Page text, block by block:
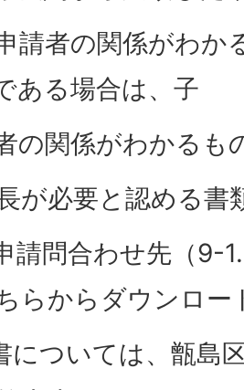
請者の関係がわか
ある場合は、子
の関係がわかるも
が必要と認める書
請問合わせ先（9-
らからダウンロー
については、甑島